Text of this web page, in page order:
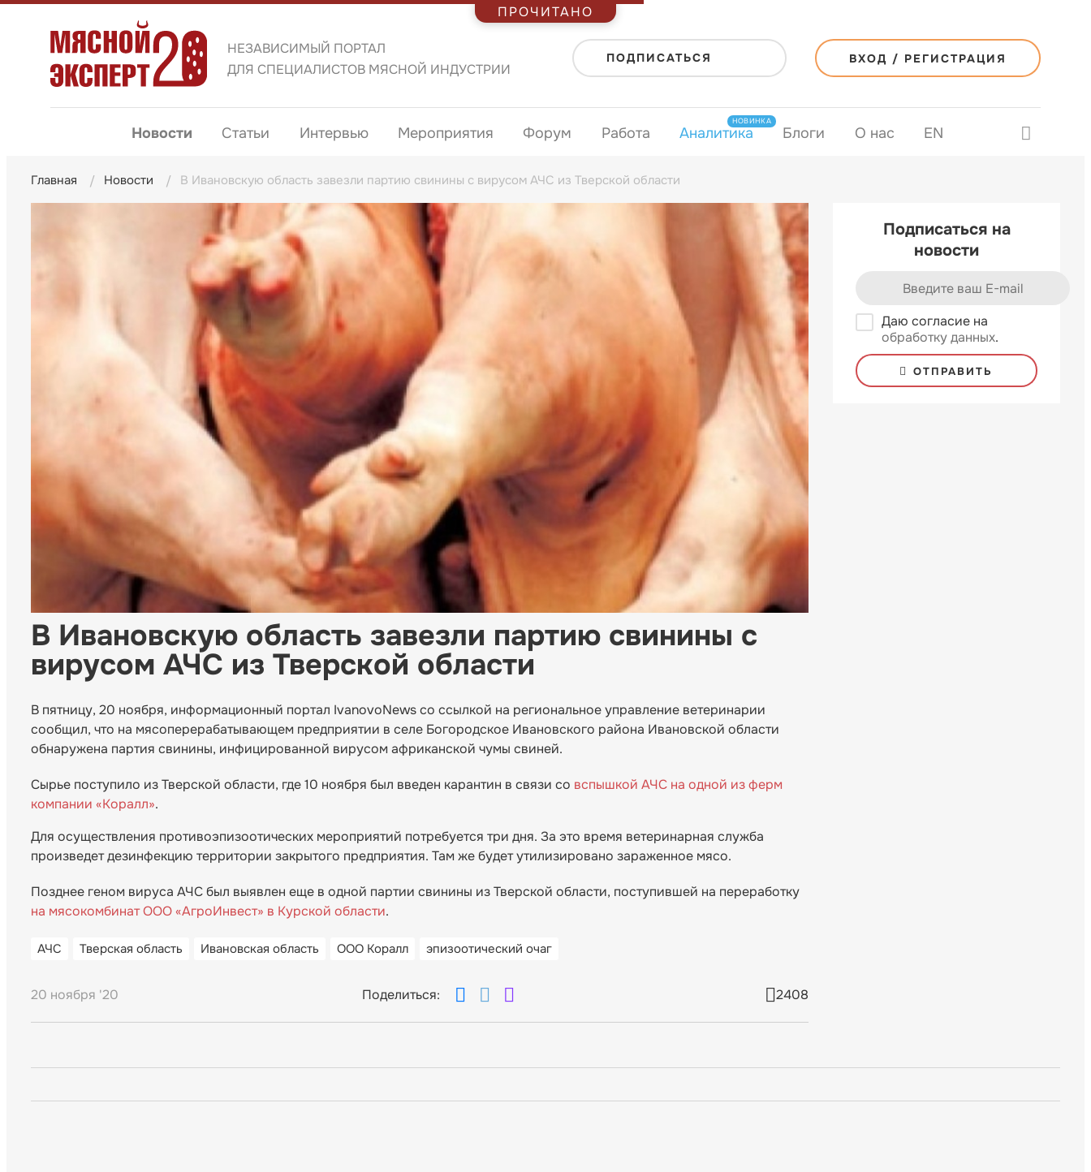
НЕЗАВИСИМЫЙ ПОРТАЛ
ДЛЯ СПЕЦИАЛИСТОВ МЯСНОЙ ИНДУСТРИИ
ПОДПИСАТЬСЯ ВХОД / РЕГИСТРАЦИЯ
Новости Статьи Интервью Мероприятия Форум Работа Аналитика
НОВИНКА
Блоги О нас EN
Главная Новости В Ивановскую область завезли партию свинины с вирусом АЧС из Тверской области
В Ивановскую область завезли партию свинины с
вирусом АЧС из Тверской области
В пятницу, 20 ноября, информационный портал IvanovoNews со ссылкой на региональное управление ветеринарии
сообщил, что на мясоперерабатывающем предприятии в селе Богородское Ивановского района Ивановской области
обнаружена партия свинины, инфицированной вирусом африканской чумы свиней.
Сырье поступило из Тверской области, где 10 ноября был введен карантин в связи со вспышкой АЧС на одной из ферм
компании «Коралл».
Для осуществления противоэпизоотических мероприятий потребуется три дня. За это время ветеринарная служба
произведет дезинфекцию территории закрытого предприятия. Там же будет утилизировано зараженное мясо.
Позднее геном вируса АЧС был выявлен еще в одной партии свинины из Тверской области, поступившей на переработку
на мясокомбинат ООО «АгроИнвест» в Курской области.
АЧС Тверская область Ивановская область ООО Коралл эпизоотический очаг
20 ноября '20 Поделиться: 2408
Подписаться на
новости
Даю согласие на
обработку данных.
ОТПРАВИТЬ
ПРОЧИТАНО